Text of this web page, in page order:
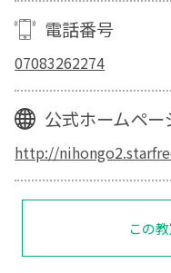
電話番号
07083262274
公式ホームペー
http://
この